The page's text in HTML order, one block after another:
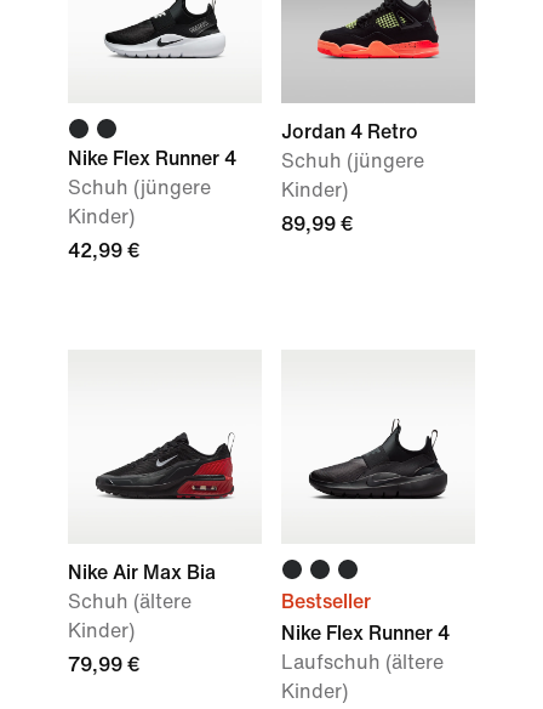
Nike Flex Runner 4
Schuh (jüngere
Kinder)
42,99 €
Jordan 4 Retro
Schuh (jüngere
Kinder)
89,99 €
Nike Air Max Bia
Schuh (ältere
Kinder)
79,99 €
Bestseller
Nike Flex Runner 4
Laufschuh (ältere
Kinder)